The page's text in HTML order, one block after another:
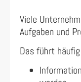
Viele
Aufgaben und
Das führt